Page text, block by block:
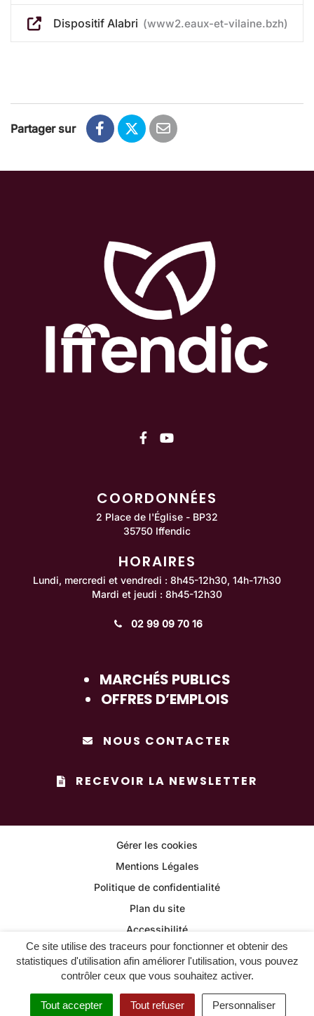
Ce site utilise des traceurs pour fonctionner et obtenir des
statistiques d'utilisation afin améliorer l'utilisation, vous pouvez
contrôler ceux que vous souhaitez activer.
Tout accepter Tout refuser Personnaliser
Dispositif Alabri www2.eaux-et-vilaine.bzh
Partager sur
Lien vers le compte
Lien vers la chaîne
COORDONNÉES
2 Place de l'Église - BP32
35750 Iffendic
HORAIRES
Lundi, mercredi et vendredi : 8h45-12h30, 14h-17h30
Mardi et jeudi : 8h45-12h30
02 99 09 70 16
MARCHÉS PUBLICS
OFFRES D’EMPLOIS
NOUS CONTACTER
RECEVOIR LA NEWSLETTER
Gérer les cookies
Mentions Légales
Politique de confidentialité
Plan du site
Accessibilité